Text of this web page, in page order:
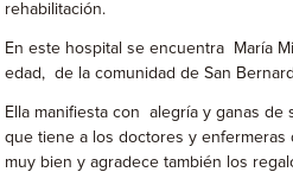
rehabilitación.
En este hospital se encuentra María
edad, de la comunidad de San
Ella manifiesta con alegría y ganas
que tiene a los doctores y enfermeras
muy bien y agradece también los